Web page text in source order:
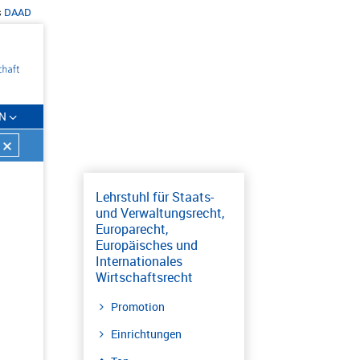
DAAD
Lehrstuhl für Staats-
und Verwaltungsrecht,
Europarecht,
Europäisches und
Internationales
Wirtschaftsrecht
Promotion
Einrichtungen